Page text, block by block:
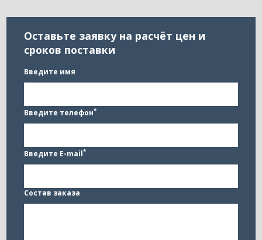
Оставьте заявку на расчёт цен и
сроков поставки
Введите имя
Введите телефон*
Введите E-mail*
Состав заказа